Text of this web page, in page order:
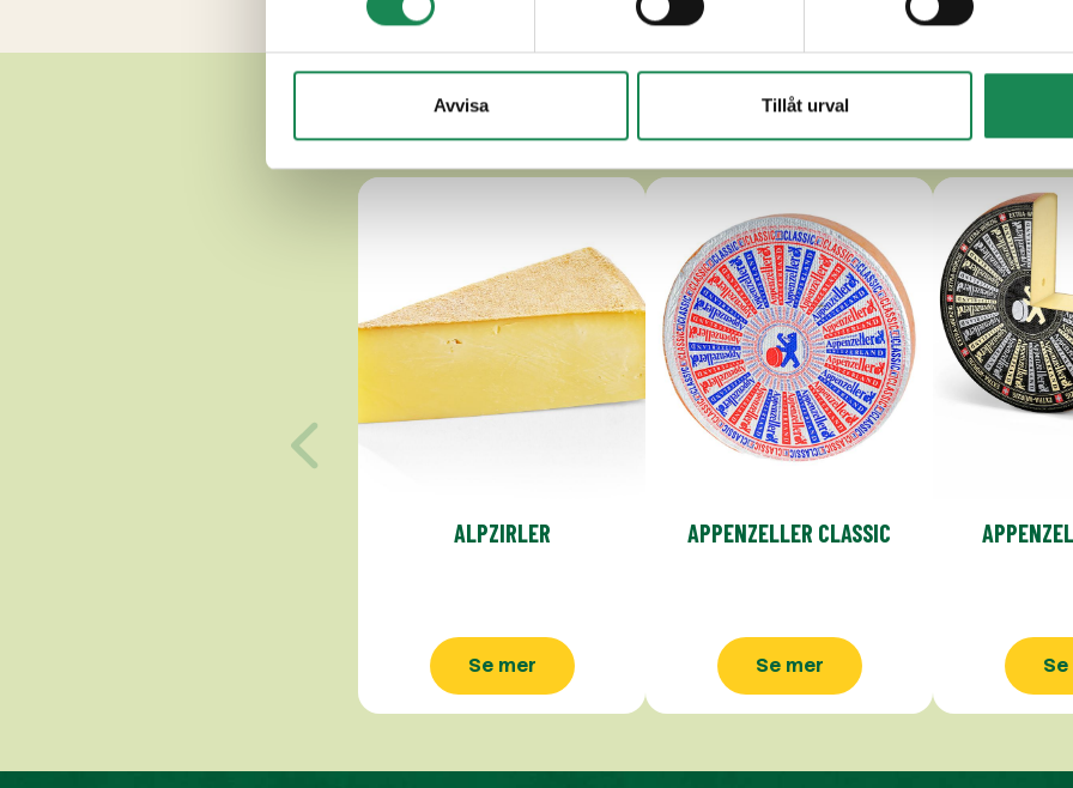
Avvisa Tillåt urval
Ytterligare uppgifter
ANDRA LÄCKRA ANDRA LAGRADE
ALPZIRLER
Se mer
APPENZELLER CLASSIC
Se mer